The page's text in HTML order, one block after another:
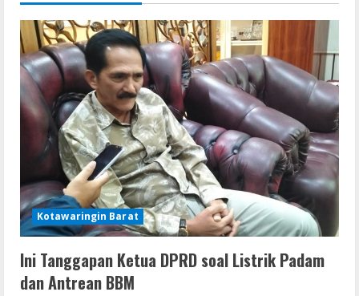
Kotawaringin Barat
Ini Tanggapan Ketua DPRD soal Listrik Padam
dan Antrean BBM